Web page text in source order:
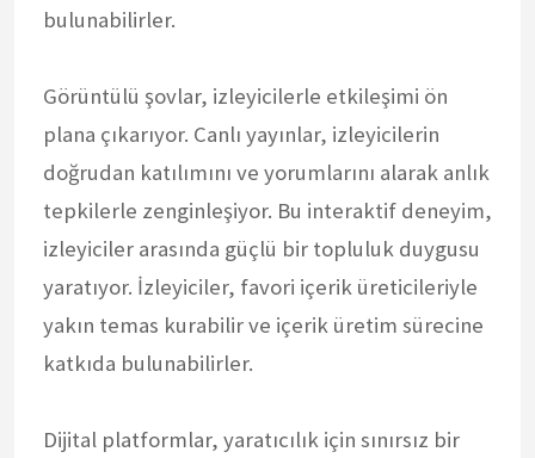
bulunabilirler.
Görüntülü şovlar, izleyicilerle etkileşimi ön
plana çıkarıyor. Canlı yayınlar, izleyicilerin
doğrudan katılımını ve yorumlarını alarak anlık
tepkilerle zenginleşiyor. Bu interaktif deneyim,
izleyiciler arasında güçlü bir topluluk duygusu
yaratıyor. İzleyiciler, favori içerik üreticileriyle
yakın temas kurabilir ve içerik üretim sürecine
katkıda bulunabilirler.
Dijital platformlar, yaratıcılık için sınırsız bir